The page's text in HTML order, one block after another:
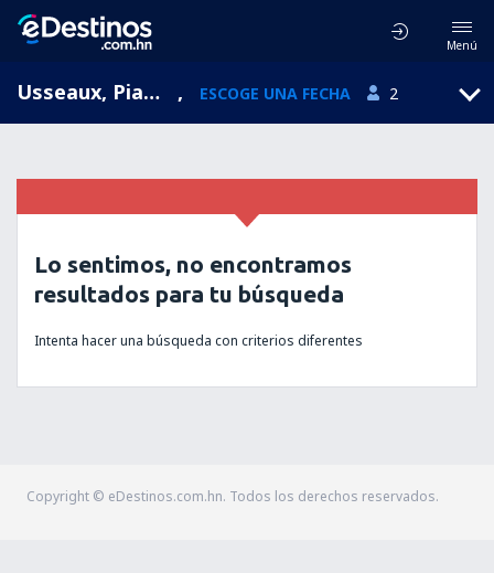
Menú
Usseaux, Piamonte, Italia , ESCOGE UNA FECHA 2
Lo sentimos, no encontramos
resultados para tu búsqueda
Intenta hacer una búsqueda con criterios diferentes
Copyright © eDestinos.com.hn. Todos los derechos reservados.